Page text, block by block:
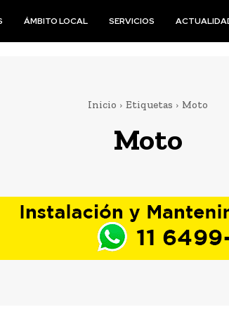
ÁMBITO LOCAL SERVICIOS
Inicio Etiquetas Moto
Moto